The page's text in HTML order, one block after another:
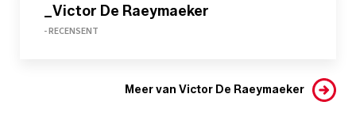
_Victor De Raeymaeker
- RECENSENT
Meer van Victor De Raeymaeker